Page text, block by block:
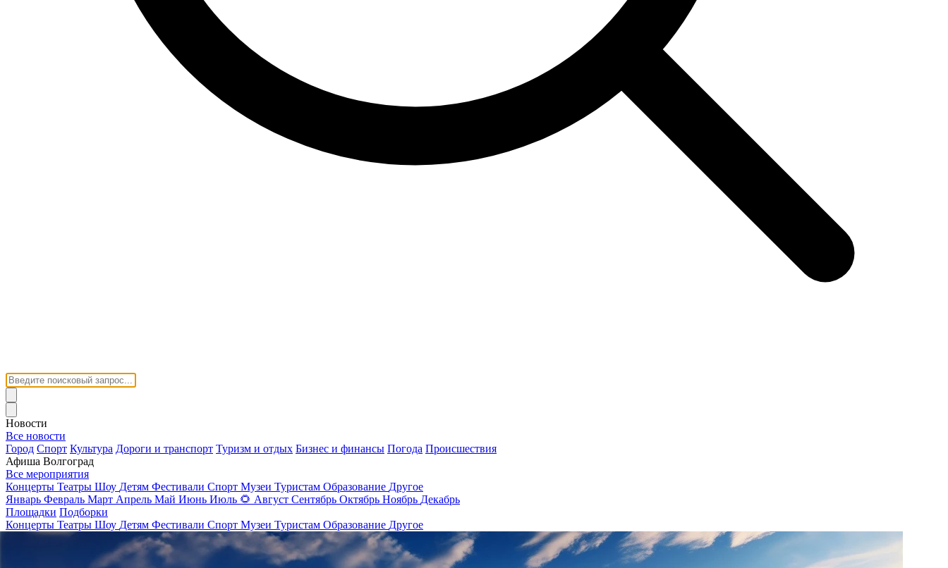
Новости
Все новости
Город Спорт Культура Дороги и транспорт Туризм и отдых Бизнес и финансы Погода Происшествия
Афиша Волгоград
Все мероприятия
Концерты Театры Шоу Детям Фестивали Спорт Музеи Туристам Образование Другое
Январь Февраль Март Апрель Май Июнь Июль 🌻 Август Сентябрь Октябрь Ноябрь Декабрь
Площадки Подборки
Концерты Театры Шоу Детям Фестивали Спорт Музеи Туристам Образование Другое